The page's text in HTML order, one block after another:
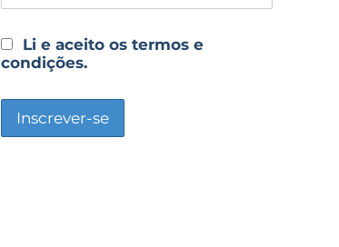
Li e aceito os termos e
condições.